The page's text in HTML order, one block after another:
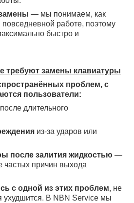
— мы понимаем, как
работе, поэтому
быстро и
требуют замены клавиатуры
проблем, с
пользователи:
после длительного
из-за ударов или
после залития жидкостью —
частых причин выхода
с одной из этих проблем, не
ухудшится. В NBN Service мы